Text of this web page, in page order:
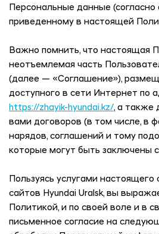
Персональные данные
приведенному в настоящей
Важно помнить, что настоящая
неотъемлемая часть
(далее — «Соглашение»),
доступного в сети Интернет по
https://zhayik-hyundai.kz/, а также
вами договоров (в том числе, в
нарядов, соглашений и тому
которые могут быть заключены
Пользуясь услугами настоящего
сайтов Hyundai Uralsk, вы
Политикой, и по своей воле и в
письменное согласие на